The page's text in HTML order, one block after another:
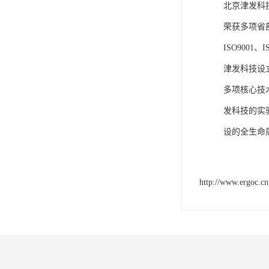
北京津发科
荣获多项省
ISO9001、
津发科技设
多项核心技
发科技的实
设的全生命
http://www.ergoc.cn